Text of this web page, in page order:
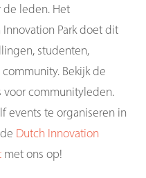
leden. Het
Park doet dit
studenten,
Bekijk de
communityleden.
events te organiseren in
Dutch Innovation
met ons op!